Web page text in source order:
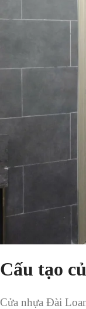
Cấu tạo
Cửa nhựa Đài